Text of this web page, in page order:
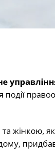
події
жінкою,